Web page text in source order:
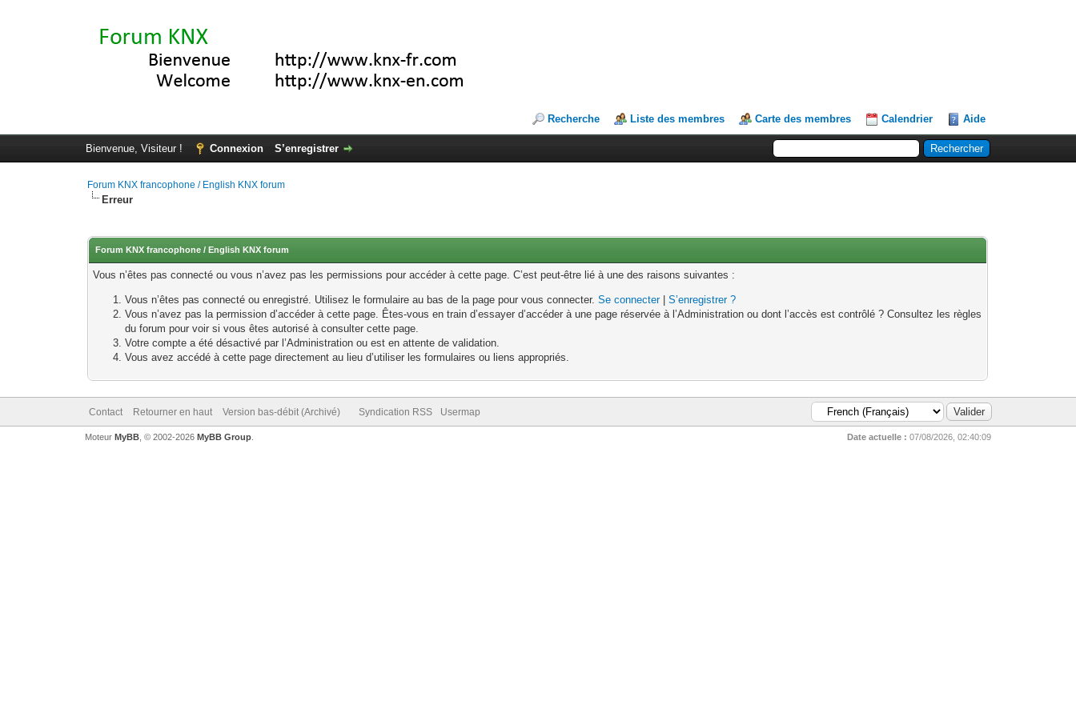
Recherche Liste des membres Carte des membres Calendrier Aide
Bienvenue, Visiteur ! Connexion S’enregistrer
Forum KNX francophone / English KNX forum
Erreur
Forum KNX francophone / English KNX forum
Vous n’êtes pas connecté ou vous n’avez pas les permissions pour accéder à cette page. C’est peut-être lié à une des raisons suivantes :
Vous n’êtes pas connecté ou enregistré. Utilisez le formulaire au bas de la page pour vous connecter.Se connecter|S’enregistrer ?
Vous n’avez pas la permission d’accéder à cette page. Êtes-vous en train d’essayer d’accéder à une page réservée à l’Administration ou dont l’accès est contrôlé ? Consultez les règles
du forum pour voir si vous êtes autorisé à consulter cette page.
Votre compte a été désactivé par l’Administration ou est en attente de validation.
Vous avez accédé à cette page directement au lieu d’utiliser les formulaires ou liens appropriés.
Contact Retourner en haut Version bas-débit (Archivé) Syndication RSS Usermap
Date actuelle : 07/08/2026, 02:40:09
Moteur MyBB, © 2002-2026 MyBB Group.